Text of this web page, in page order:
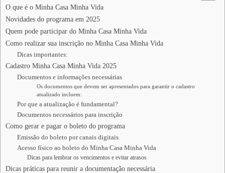
O que é o Minha Casa Minha Vida
Novidades do programa em 2025
Quem pode participar do Minha Casa Minha Vida
Como realizar sua inscrição no Minha Casa Minha Vida
Dicas importantes:
Cadastro Minha Casa Minha Vida 2025
Documentos e informações necessárias
Os documentos que devem ser apresentados para garantir o cadastro
atualizado incluem:
Por que a atualização é fundamental?
Documentos necessários para inscrição
Como gerar e pagar o boleto do programa
Emissão do boleto por canais digitais
Acesso físico ao boleto do Minha Casa Minha Vida
Dicas para lembrar os vencimentos e evitar atrasos
Dicas práticas para reunir a documentação necessária